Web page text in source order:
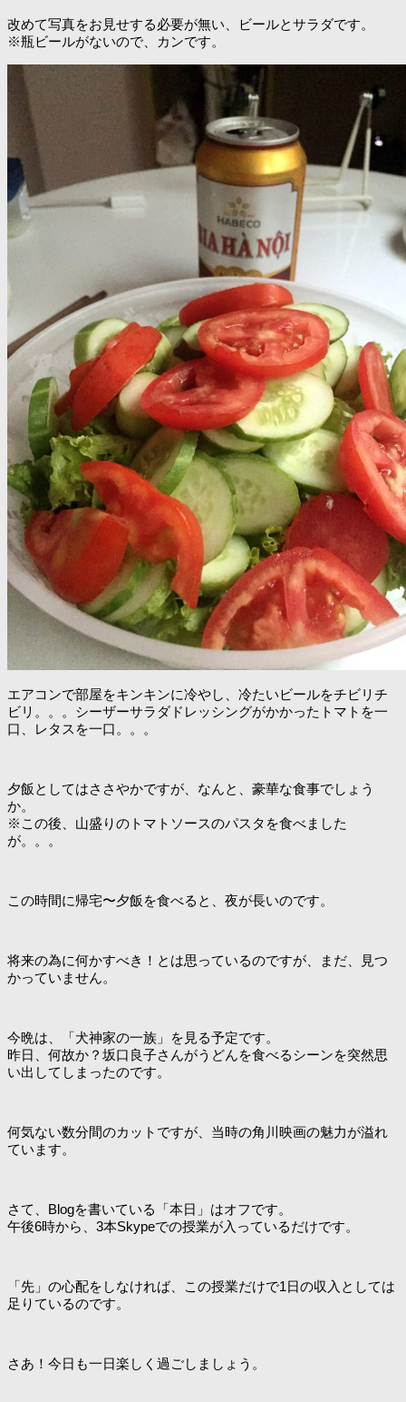
改めて写真をお見せする必要が無い、ビールとサラダです。
※瓶ビールがないので、カンです。
エアコンで部屋をキンキンに冷やし、冷たいビールをチビリチ
ビリ。。。シーザーサラダドレッシングがかかったトマトを一
口、レタスを一口。。。
夕飯としてはささやかですが、なんと、豪華な食事でしょう
か。
※この後、山盛りのトマトソースのパスタを食べました
が。。。
この時間に帰宅〜夕飯を食べると、夜が長いのです。
将来の為に何かすべき！とは思っているのですが、まだ、見つ
かっていません。
今晩は、「犬神家の一族」を見る予定です。
昨日、何故か？坂口良子さんがうどんを食べるシーンを突然思
い出してしまったのです。
何気ない数分間のカットですが、当時の角川映画の魅力が溢れ
ています。
さて、Blogを書いている「本日」はオフです。
午後6時から、3本Skypeでの授業が入っているだけです。
「先」の心配をしなければ、この授業だけで1日の収入としては
足りているのです。
さあ！今日も一日楽しく過ごしましょう。